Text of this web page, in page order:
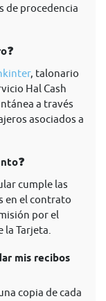
de procedencia
, talonario
Hal Cash
a través
asociados a
cumple las
en el contrato
por el
Tarjeta.
mis recibos
copia de cada